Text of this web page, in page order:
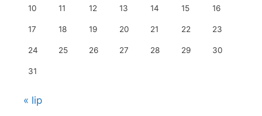
10 11 12 13 14 15 16
17 18 19 20 21 22 23
24 25 26 27 28 29 30
31
« lip